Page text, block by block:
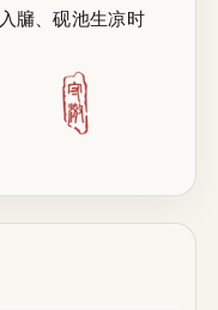
牖、砚池生凉时